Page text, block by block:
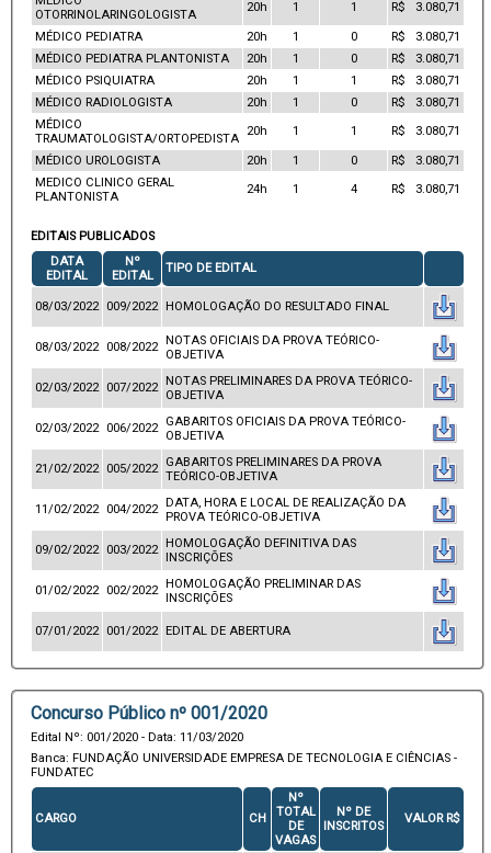
OTORRINOLARINGOLOGISTA
20h 1 1 R$ 3.080,71
MÉDICO PEDIATRA 20h 1 0
R$ 3.080,71
MÉDICO PEDIATRA PLANTONISTA
20h 1 0
R$ 3.080,71
MÉDICO PSIQUIATRA
20h 1 1
R$ 3.080,71
MÉDICO RADIOLOGISTA
20h 1 0
R$ 3.080,71
MÉDICO
TRAUMATOLOGISTA/ORTOPEDISTA
20h 1 1 R$ 3.080,71
MÉDICO UROLOGISTA 20h 1 0
R$ 3.080,71
MEDICO CLINICO GERAL
PLANTONISTA
24h 1 4 R$ 3.080,71
EDITAIS PUBLICADOS
DATA
EDITAL
Nº
EDITAL
TIPO DE EDITAL
08/03/2022 009/2022 HOMOLOGAÇÃO DO RESULTADO FINAL
08/03/2022 008/2022
NOTAS OFICIAIS DA PROVA TEÓRICO-
OBJETIVA
02/03/2022 007/2022
NOTAS PRELIMINARES DA PROVA TEÓRICO-
OBJETIVA
02/03/2022 006/2022
GABARITOS OFICIAIS DA PROVA TEÓRICO-
OBJETIVA
21/02/2022 005/2022
GABARITOS PRELIMINARES DA PROVA
TEÓRICO-OBJETIVA
11/02/2022 004/2022
DATA, HORA E LOCAL DE REALIZAÇÃO DA
PROVA TEÓRICO-OBJETIVA
09/02/2022 003/2022
HOMOLOGAÇÃO DEFINITIVA DAS
INSCRIÇÕES
01/02/2022 002/2022
HOMOLOGAÇÃO PRELIMINAR DAS
INSCRIÇÕES
07/01/2022 001/2022 EDITAL DE ABERTURA
Concurso Público nº 001/2020
Edital Nº: 001/2020 - Data: 11/03/2020
Banca: FUNDAÇÃO UNIVERSIDADE EMPRESA DE TECNOLOGIA E CIÊNCIAS -
FUNDATEC
CARGO CH
Nº
TOTAL
DE
VAGAS
Nº DE
INSCRITOS
VALOR R$